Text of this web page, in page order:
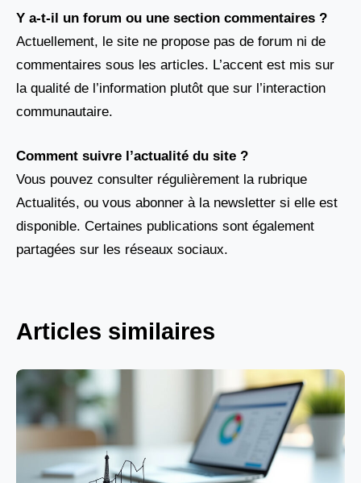
Y a-t-il un forum ou une section commentaires ?
Actuellement, le site ne propose pas de forum ni de
commentaires sous les articles. L’accent est mis sur
la qualité de l’information plutôt que sur l’interaction
communautaire.
Comment suivre l’actualité du site ?
Vous pouvez consulter régulièrement la rubrique
Actualités, ou vous abonner à la newsletter si elle est
disponible. Certaines publications sont également
partagées sur les réseaux sociaux.
Articles similaires